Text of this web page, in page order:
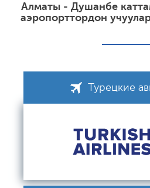
Алматы - Душанбе
аэропорттордон
Турецкие